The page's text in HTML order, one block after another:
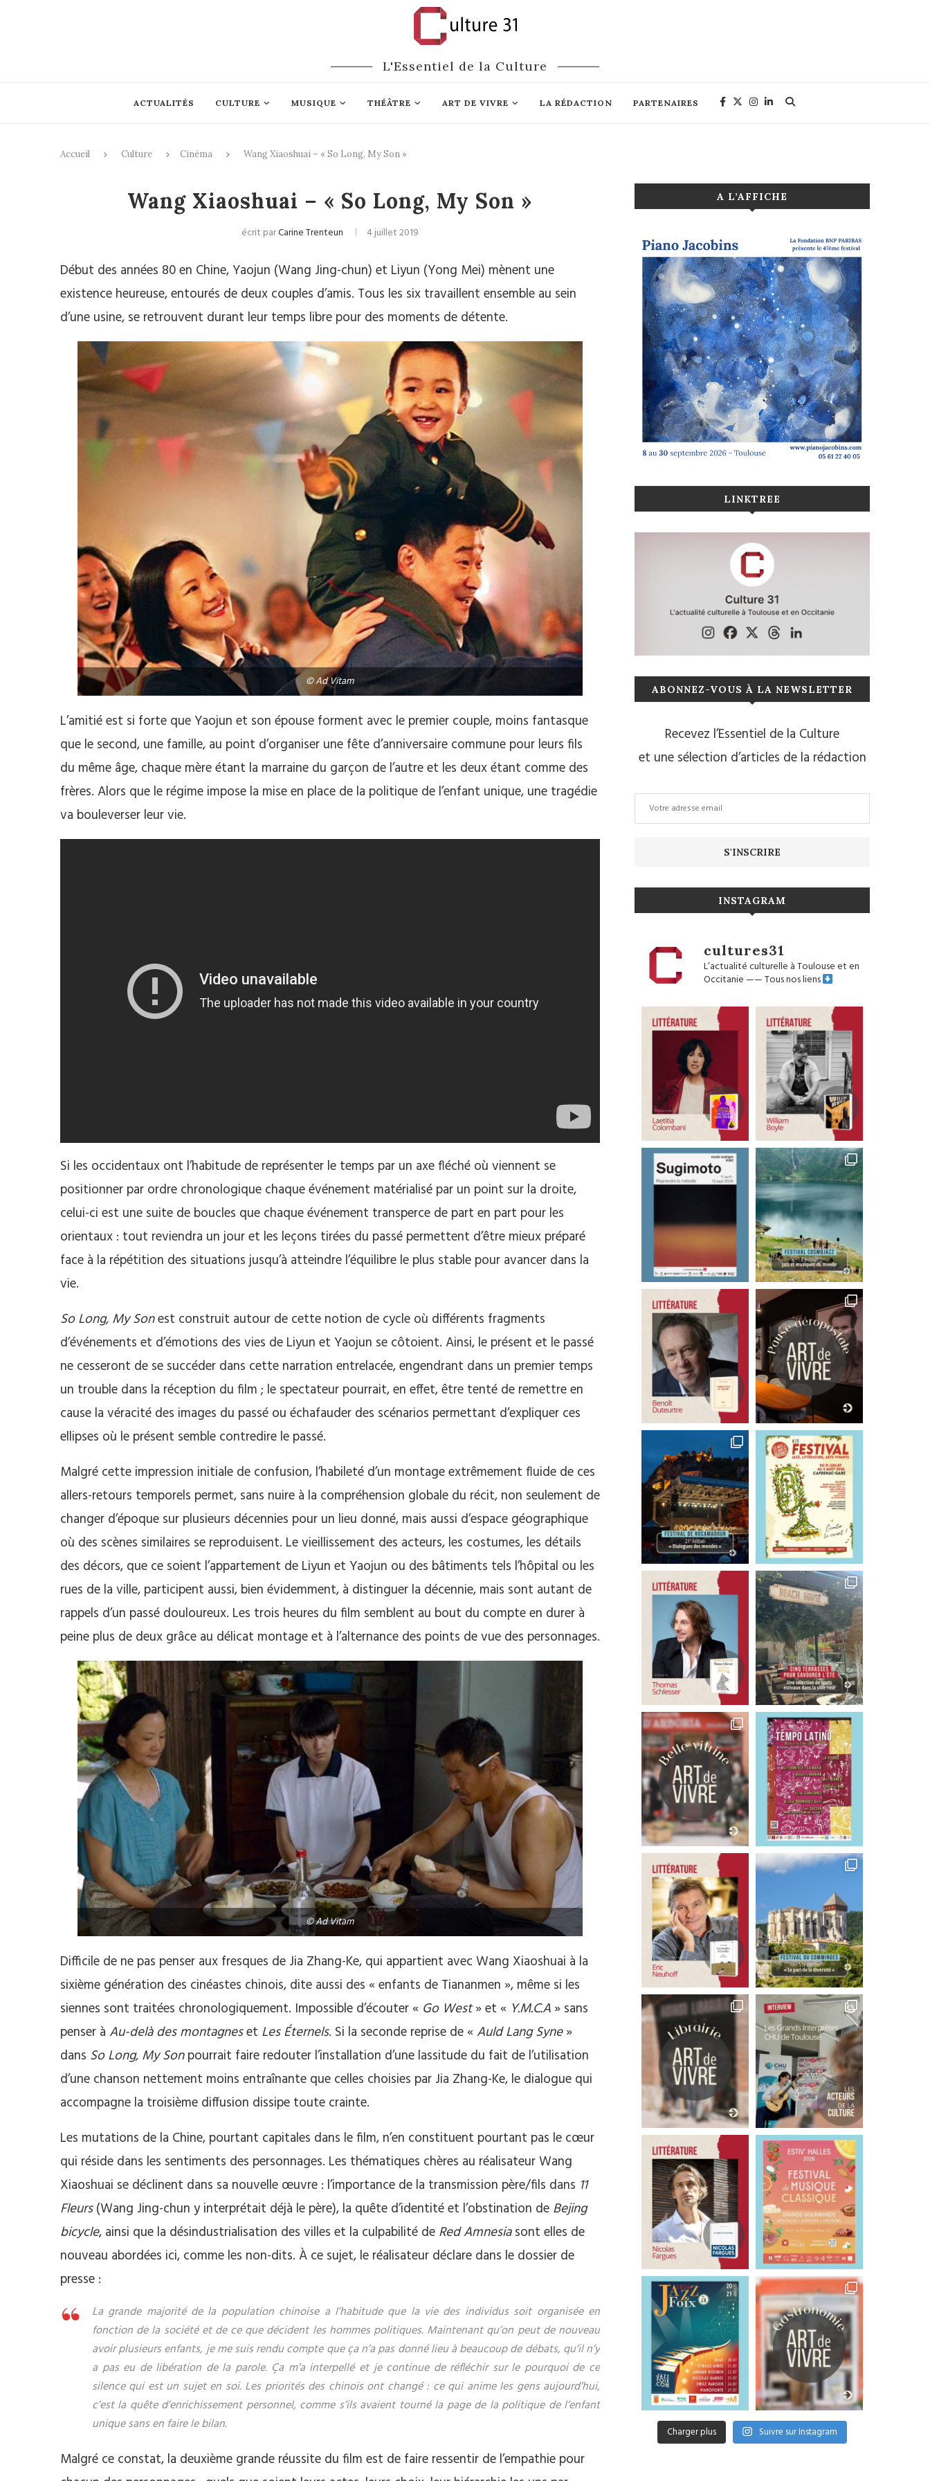
L'Essentiel de la Culture
ACTUALITÉS CULTURE MUSIQUE THÉÂTRE ART DE VIVRE LA RÉDACTION PARTENAIRES
Accueil Culture Cinéma Wang Xiaoshuai – « So Long, My Son »
Wang Xiaoshuai – « So Long, My Son »
écrit parCarine Trenteun 4 juillet 2019
Début des années 80 en Chine, Yaojun (Wang Jing-chun) et Liyun (Yong Mei) mènent une
existence heureuse, entourés de deux couples d’amis. Tous les six travaillent ensemble au sein
d’une usine, se retrouvent durant leur temps libre pour des moments de détente.
© Ad Vitam
L’amitié est si forte que Yaojun et son épouse forment avec le premier couple, moins fantasque
que le second, une famille, au point d’organiser une fête d’anniversaire commune pour leurs fils
du même âge, chaque mère étant la marraine du garçon de l’autre et les deux étant comme des
frères. Alors que le régime impose la mise en place de la politique de l’enfant unique, une tragédie
va bouleverser leur vie.
Si les occidentaux ont l’habitude de représenter le temps par un axe fléché où viennent se
positionner par ordre chronologique chaque événement matérialisé par un point sur la droite,
celui-ci est une suite de boucles que chaque événement transperce de part en part pour les
orientaux : tout reviendra un jour et les leçons tirées du passé permettent d’être mieux préparé
face à la répétition des situations jusqu’à atteindre l’équilibre le plus stable pour avancer dans la
vie.
So Long, My Sonest construit autour de cette notion de cycle où différents fragments
d’événements et d’émotions des vies de Liyun et Yaojun se côtoient. Ainsi, le présent et le passé
ne cesseront de se succéder dans cette narration entrelacée, engendrant dans un premier temps
un trouble dans la réception du film ; le spectateur pourrait, en effet, être tenté de remettre en
cause la véracité des images du passé ou échafauder des scénarios permettant d’expliquer ces
ellipses où le présent semble contredire le passé.
Malgré cette impression initiale de confusion, l’habileté d’un montage extrêmement fluide de ces
allers-retours temporels permet, sans nuire à la compréhension globale du récit, non seulement de
changer d’époque sur plusieurs décennies pour un lieu donné, mais aussi d’espace géographique
où des scènes similaires se reproduisent. Le vieillissement des acteurs, les costumes, les détails
des décors, que ce soient l’appartement de Liyun et Yaojun ou des bâtiments tels l’hôpital ou les
rues de la ville, participent aussi, bien évidemment, à distinguer la décennie, mais sont autant de
rappels d’un passé douloureux. Les trois heures du film semblent au bout du compte en durer à
peine plus de deux grâce au délicat montage et à l’alternance des points de vue des personnages.
© Ad Vitam
Difficile de ne pas penser aux fresques de Jia Zhang-Ke, qui appartient avec Wang Xiaoshuai à la
sixième génération des cinéastes chinois, dite aussi des « enfants de Tiananmen », même si les
siennes sont traitées chronologiquement. Impossible d’écouter « Go West» et « Y.M.C.A » sans
penser à Au-delà des montagneset Les Éternels. Si la seconde reprise de « Auld Lang Syne»
dans So Long, My Sonpourrait faire redouter l’installation d’une lassitude du fait de l’utilisation
d’une chanson nettement moins entraînante que celles choisies par Jia Zhang-Ke, le dialogue qui
accompagne la troisième diffusion dissipe toute crainte.
Les mutations de la Chine, pourtant capitales dans le film, n’en constituent pourtant pas le cœur
qui réside dans les sentiments des personnages. Les thématiques chères au réalisateur Wang
Xiaoshuai se déclinent dans sa nouvelle œuvre : l’importance de la transmission père/fils dans 11
Fleurs(Wang Jing-chun y interprétait déjà le père), la quête d’identité et l’obstination de Bejing
bicycle, ainsi que la désindustrialisation des villes et la culpabilité de Red Amnesiasont elles de
nouveau abordées ici, comme les non-dits. À ce sujet, le réalisateur déclare dans le dossier de
presse :
La grande majorité de la population chinoise a l’habitude que la vie des individus soit organisée en
fonction de la société et de ce que décident les hommes politiques. Maintenant qu’on peut de nouveau
avoir plusieurs enfants, je me suis rendu compte que ça n’a pas donné lieu à beaucoup de débats, qu’il n’y
a pas eu de libération de la parole. Ça m’a interpellé et je continue de réfléchir sur le pourquoi de ce
silence qui est un sujet en soi. Les priorités des chinois ont changé : ce qui anime les gens aujourd’hui,
c’est la quête d’enrichissement personnel, comme s’ils avaient tourné la page de la politique de l’enfant
unique sans en faire le bilan.
Malgré ce constat, la deuxième grande réussite du film est de faire ressentir de l’empathie pour
A L’AFFICHE
LINKTREE
ABONNEZ-VOUS À LA NEWSLETTER
Recevez l’Essentiel de la Culture
et une sélection d’articles de la rédaction
INSTAGRAM
cultures31
L’actualité culturelle à Toulouse et en
Occitanie——Tous nos liens
Charger plus Suivre sur Instagram